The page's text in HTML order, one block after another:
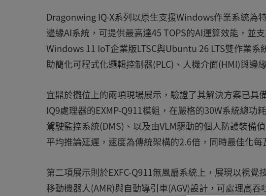
Dragonwing IQ-X系列以原生支援Windows作業系統為
邊緣AI系統，可提供最高達45 TOPS的AI運算效能，並
Windows 11 IoT企業版LTSC與Ubuntu 26 LTS雙作業
助簡化可程式化邏輯控制器(PLC)、人機介面(HMI)與邊
宜鼎於攤位上的兩項現場展示，驗證了其解決方案已
IQ9處理器的EXMP-Q911模組，在嚴格的30W系統總功
駕駛監控系統(DMS)、以及由VLM驅動的個人防護裝備
平均推論延遲，速度為傳統架構的2.6倍，同時最佳化每
第二項展示則於EXFC-Q911無風扇系統上，展現以視
移動機器人(AMR)與自動導引車(AGV)設計，可處理高